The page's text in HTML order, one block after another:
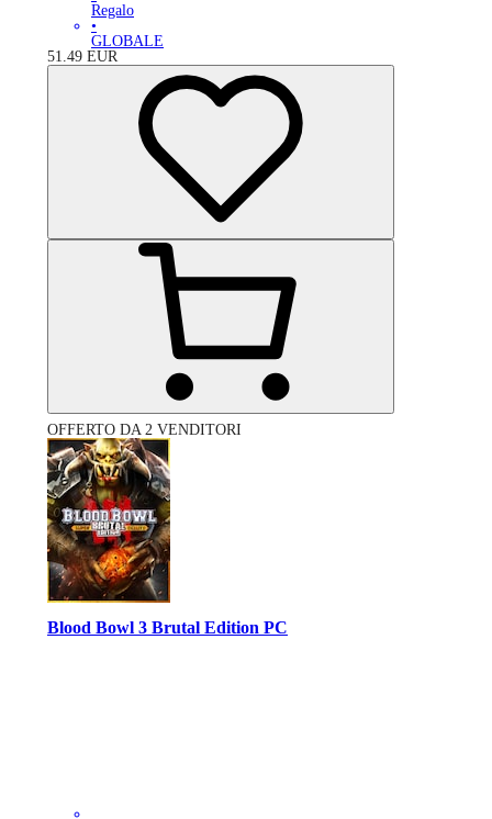
Regalo
•
GLOBALE
51.49 EUR
OFFERTO DA 2 VENDITORI
Blood Bowl 3 Brutal Edition PC